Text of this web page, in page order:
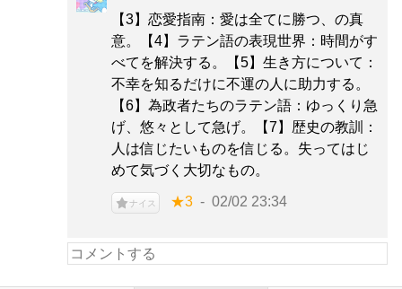
【3】恋愛指南：愛は全てに勝つ、の真
意。【4】ラテン語の表現世界：時間がす
べてを解決する。【5】生き方について：
不幸を知るだけに不運の人に助力する。
【6】為政者たちのラテン語：ゆっくり急
げ、悠々として急げ。【7】歴史の教訓：
人は信じたいものを信じる。失ってはじ
めて気づく大切なもの。
ナイス ★3 02/02 23:34